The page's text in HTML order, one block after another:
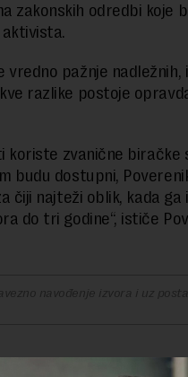
zakonskih odredbi koje
pažnje nadležnih,
razlike postoje
zvanične biračke
budu dostupni,
čiji najteži oblik, kada ga
do tri godine“, ističe
navođenje izvora i uz